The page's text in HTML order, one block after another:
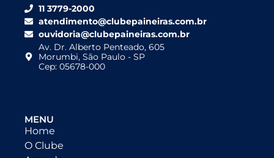
11 3779-2000
atendimento@clubepaineiras.com.br
ouvidoria@clubepaineiras.com.br
Av. Dr. Alberto Penteado, 605
Morumbi, São Paulo - SP
Cep: 05678-000
MENU
Home
O Clube